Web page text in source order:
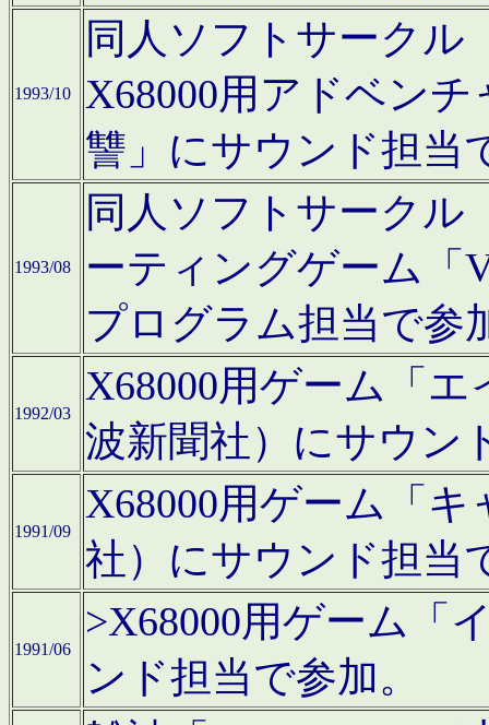
1993/10
同人ソフトサークル
X68000用アドベン
讐」にサウンド担当
1993/08
同人ソフトサークル
ーティングゲーム「
プログラム担当で参
1992/03
X68000用ゲーム「
波新聞社）にサウン
1991/09
X68000用ゲーム「
社）にサウンド担当
1991/06
>X68000用ゲーム「
ンド担当で参加。